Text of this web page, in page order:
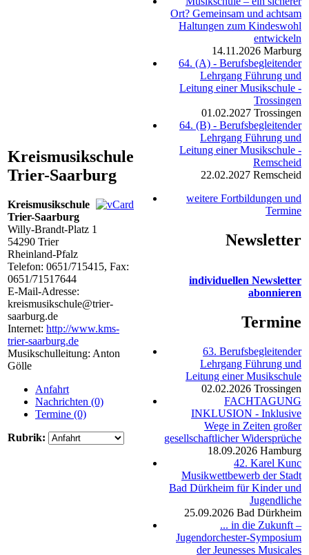
Kreismusikschule
Trier-Saarburg
Kreismusikschule
Trier-Saarburg
Willy-Brandt-Platz 1
54290 Trier
Rheinland-Pfalz
Telefon: 0651/715415, Fax:
0651/71517644
E-Mail-Adresse:
kreismusikschule@trier-
saarburg.de
Internet: http://www.kms-
trier-saarburg.de
Musikschulleitung: Anton
Gölle
Anfahrt
Nachrichten (0)
Termine (0)
Rubrik:
Ort? Gemeinsam und achtsam
Haltungen zum Kindeswohl
entwickeln
14.11.2026 Marburg
64. (A) - Berufsbegleitender
Lehrgang Führung und
Leitung einer Musikschule -
Trossingen
01.02.2027 Trossingen
64. (B) - Berufsbegleitender
Lehrgang Führung und
Leitung einer Musikschule -
Remscheid
22.02.2027 Remscheid
weitere Fortbildungen und
Termine
Newsletter
individuellen Newsletter
abonnieren
Termine
63. Berufsbegleitender
Lehrgang Führung und
Leitung einer Musikschule
02.02.2026 Trossingen
FACHTAGUNG
INKLUSION - Inklusive
Wege in Zeiten großer
gesellschaftlicher Widersprüche
18.09.2026 Hamburg
42. Karel Kunc
Musikwettbewerb der Stadt
Bad Dürkheim für Kinder und
Jugendliche
25.09.2026 Bad Dürkheim
... in die Zukunft –
Jugendorchester-Symposium
der Jeunesses Musicales